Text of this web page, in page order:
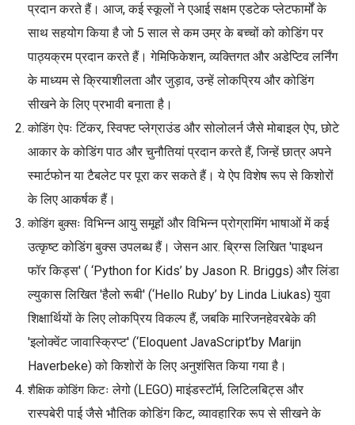
प्रदान करते हैं। आज, कई स्कूलों ने एआई सक्षम एडटेक प्लेटफार्मों के
साथ सहयोग किया है जो 5 साल से कम उम्र के बच्चों को कोडिंग पर
पाठ्यक्रम प्रदान करते हैं। गेमिफिकेशन, व्यक्तिगत और अडेप्टिव लर्निंग
के माध्यम से क्रियाशीलता और जुड़ाव, उन्हें लोकप्रिय और कोडिंग
सीखने के लिए प्रभावी बनाता है।
कोडिंग ऐपः टिंकर, स्विफ्ट प्लेग्राउंड और सोलोलर्न जैसे मोबाइल ऐप, छोटे
आकार के कोडिंग पाठ और चुनौतियां प्रदान करते हैं, जिन्हें छात्र अपने
स्मार्टफोन या टैबलेट पर पूरा कर सकते हैं। ये ऐप विशेष रूप से किशोरों
के लिए आकर्षक हैं।
कोडिंग बुक्सः विभिन्न आयु समूहों और विभिन्न प्रोग्रामिंग भाषाओं में कई
उत्कृष्ट कोडिंग बुक्स उपलब्ध हैं। जेसन आर. ब्रिग्स लिखित 'पाइथन
फॉर किड्स' ( ‘Python for Kids’ by Jason R. Briggs) और लिंडा
ल्युकास लिखित 'हैलो रूबी' (‘Hello Ruby’ by Linda Liukas) युवा
शिक्षार्थियों के लिए लोकप्रिय विकल्प हैं, जबकि मारिजनहेवरबेके की
'इलोक्वेंट जावास्क्रिप्ट' (‘Eloquent JavaScript’by Marijn
Haverbeke) को किशोरों के लिए अनुशंसित किया गया है।
शैक्षिक कोडिंग किटः लेगो (LEGO) माइंडस्टॉर्म, लिटिलबिट्स और
रास्पबेरी पाई जैसे भौतिक कोडिंग किट, व्यावहारिक रूप से सीखने के